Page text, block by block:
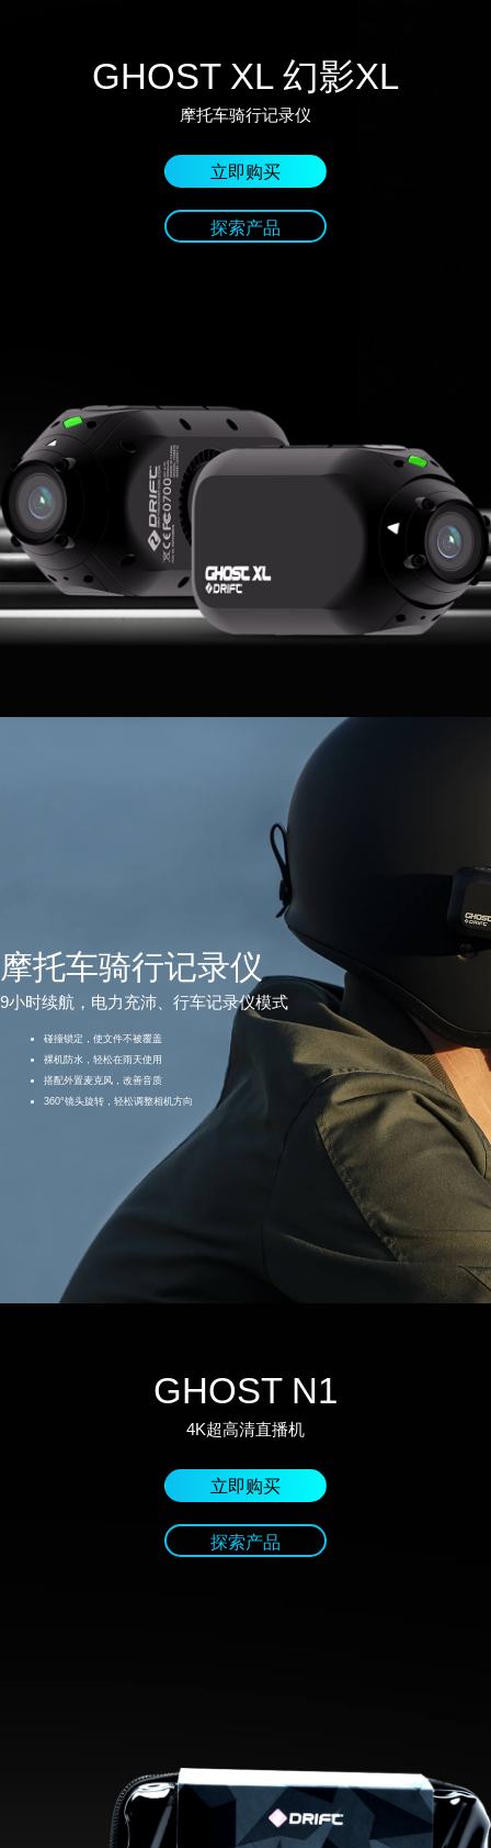
GHOST XL 幻影XL
摩托车骑行记录仪
立即购买
探索产品
摩托车骑行记录仪
9小时续航，电力充沛、行车记录仪模式
碰撞锁定，使文件不被覆盖
裸机防水，轻松在雨天使用
搭配外置麦克风，改善音质
360°镜头旋转，轻松调整相机方向
GHOST N1
4K超高清直播机
立即购买
探索产品